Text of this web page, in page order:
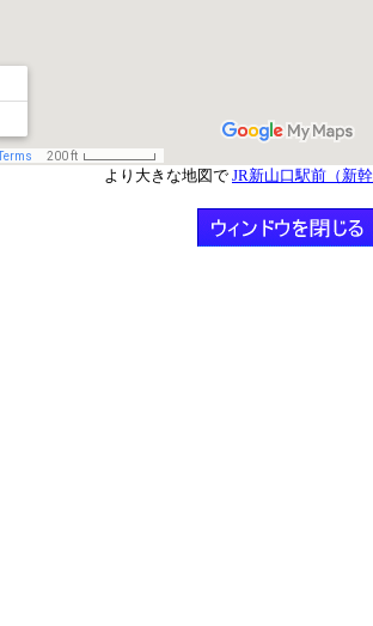
より大きな地図で JR新山口駅前（新幹